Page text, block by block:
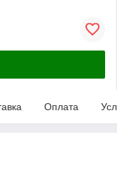
Оплата